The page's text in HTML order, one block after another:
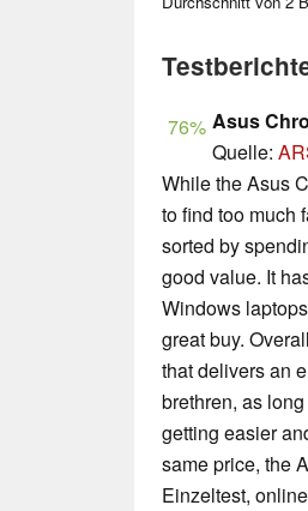
76% Asus
Quelle:
While the Asus
to find too much
sorted by
good value. It
Windows
great buy.
that delivers an
brethren, as
getting easier
same price, the
Einzeltest,